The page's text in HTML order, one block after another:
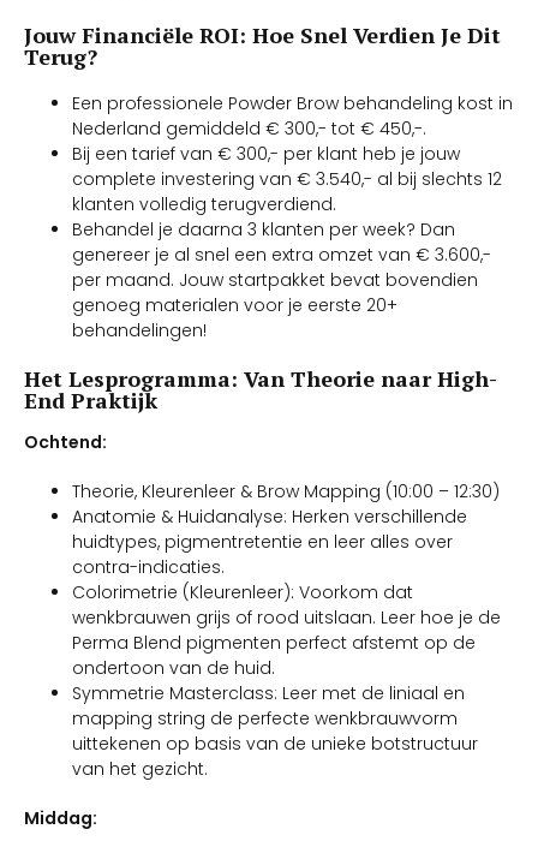
Jouw Financiële ROI: Hoe Snel Verdien Je Dit
Terug?
Een professionele Powder Brow behandeling kost in
Nederland gemiddeld € 300,- tot € 450,-.
Bij een tarief van € 300,- per klant heb je jouw
complete investering van € 3.540,- al bij slechts 12
klanten volledig terugverdiend.
Behandel je daarna 3 klanten per week? Dan
genereer je al snel een extra omzet van € 3.600,-
per maand. Jouw startpakket bevat bovendien
genoeg materialen voor je eerste 20+
behandelingen!
Het Lesprogramma: Van Theorie naar High-
End Praktijk
Ochtend:
Theorie, Kleurenleer & Brow Mapping (10:00 – 12:30)
Anatomie & Huidanalyse: Herken verschillende
huidtypes, pigmentretentie en leer alles over
contra-indicaties.
Colorimetrie (Kleurenleer): Voorkom dat
wenkbrauwen grijs of rood uitslaan. Leer hoe je de
Perma Blend pigmenten perfect afstemt op de
ondertoon van de huid.
Symmetrie Masterclass: Leer met de liniaal en
mapping string de perfecte wenkbrauwvorm
uittekenen op basis van de unieke botstructuur
van het gezicht.
Middag: